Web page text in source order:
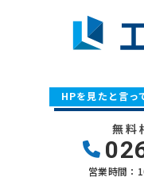
HPを見たと言っ
無料
営業時間：